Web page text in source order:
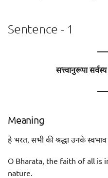
Sentence - 1
सत्त्वानुरूपा
Meaning
हे भरत, सभी की श्रद्धा उनके
O Bharata, the faith of all is
nature.